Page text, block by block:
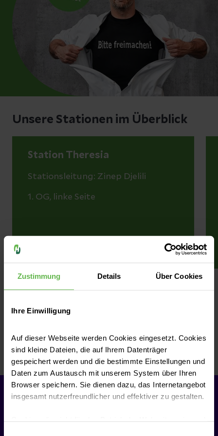
Zustimmung Details Über Cookies
Ihre Einwilligung
Auf dieser Webseite werden Cookies eingesetzt. Cookies
sind kleine Dateien, die auf Ihrem Datenträger
gespeichert werden und die bestimmte Einstellungen und
Daten zum Austausch mit unserem System über Ihren
Browser speichern. Sie dienen dazu, das Internetangebot
insgesamt nutzerfreundlicher und effektiver zu gestalten.
Unsere Stationen im Überblick
Station Theresia
Stationsleitung: Zinep Djelili
1. OG, linke Seite